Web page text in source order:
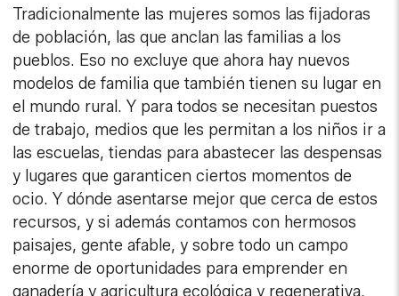
Tradicionalmente las mujeres somos las fijadoras
de población, las que anclan las familias a los
pueblos. Eso no excluye que ahora hay nuevos
modelos de familia que también tienen su lugar en
el mundo rural. Y para todos se necesitan puestos
de trabajo, medios que les permitan a los niños ir a
las escuelas, tiendas para abastecer las despensas
y lugares que garanticen ciertos momentos de
ocio. Y dónde asentarse mejor que cerca de estos
recursos, y si además contamos con hermosos
paisajes, gente afable, y sobre todo un campo
enorme de oportunidades para emprender en
ganadería y agricultura ecológica y regenerativa,